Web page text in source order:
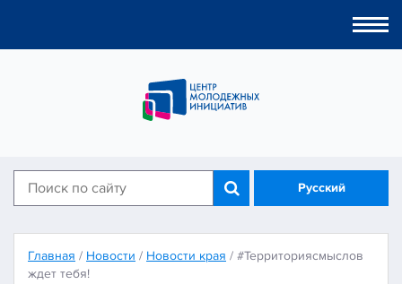
Русский
Главная / Новости / Новости края / #Территориясмыслов
ждет тебя!